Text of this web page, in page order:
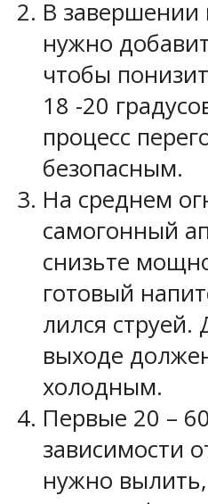
В завершении
нужно
чтобы
18 -20
процесс
безопасным.
На среднем
самогонный
снизьте
готовый
лился струей.
выходе
холодным.
Первые 20 –
зависимости
нужно вылить,